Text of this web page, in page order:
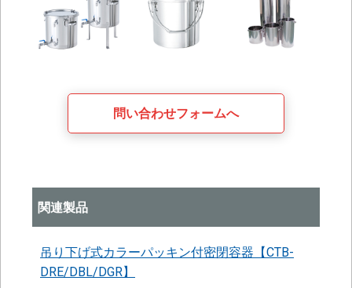
問い合わせフォームへ
関連製品
吊り下げ式カラーパッキン付密閉容器【CTB-
DRE/DBL/DGR】